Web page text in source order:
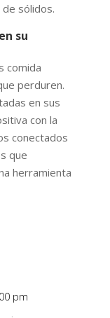
sólidos.
su
comida
perduren.
en sus
con la
conectados
que
herramienta
pm